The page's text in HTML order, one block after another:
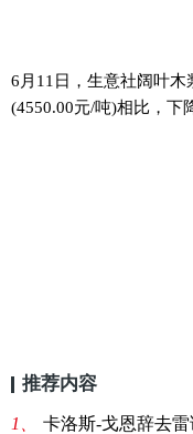
6月11日，生意社阔叶木
(4550.00元/吨)相比，下
推荐内容
1、 卡洛斯-戈恩辞去